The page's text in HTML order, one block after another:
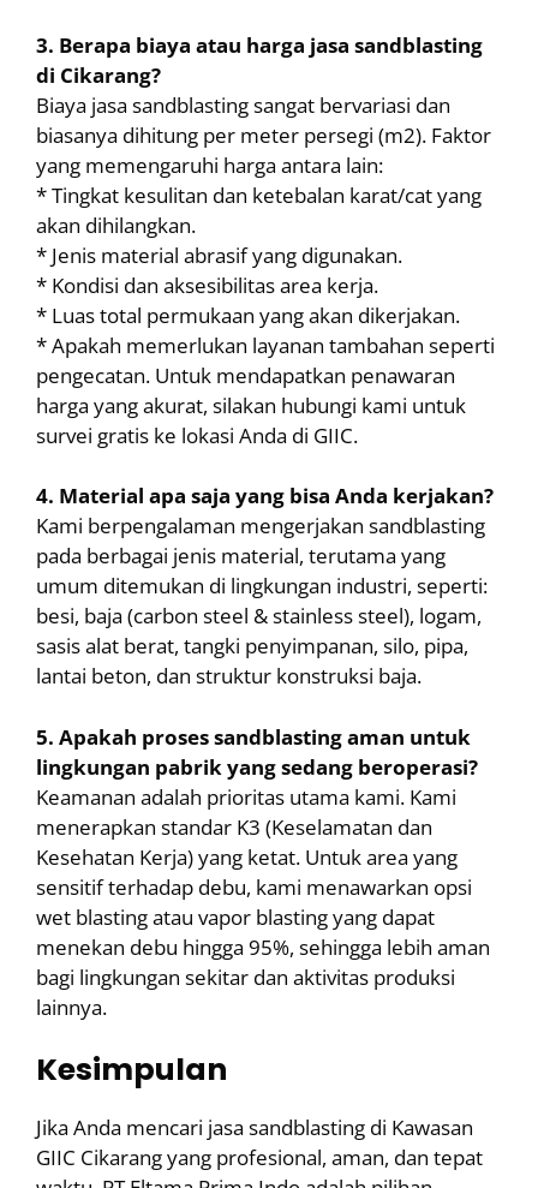
3. Berapa biaya atau harga jasa sandblasting
di Cikarang?
Biaya jasa sandblasting sangat bervariasi dan
biasanya dihitung per meter persegi (m2). Faktor
yang memengaruhi harga antara lain:
* Tingkat kesulitan dan ketebalan karat/cat yang
akan dihilangkan.
* Jenis material abrasif yang digunakan.
* Kondisi dan aksesibilitas area kerja.
* Luas total permukaan yang akan dikerjakan.
* Apakah memerlukan layanan tambahan seperti
pengecatan. Untuk mendapatkan penawaran
harga yang akurat, silakan hubungi kami untuk
survei gratis ke lokasi Anda di GIIC.
4. Material apa saja yang bisa Anda kerjakan?
Kami berpengalaman mengerjakan sandblasting
pada berbagai jenis material, terutama yang
umum ditemukan di lingkungan industri, seperti:
besi, baja (carbon steel & stainless steel), logam,
sasis alat berat, tangki penyimpanan, silo, pipa,
lantai beton, dan struktur konstruksi baja.
5. Apakah proses sandblasting aman untuk
lingkungan pabrik yang sedang beroperasi?
Keamanan adalah prioritas utama kami. Kami
menerapkan standar K3 (Keselamatan dan
Kesehatan Kerja) yang ketat. Untuk area yang
sensitif terhadap debu, kami menawarkan opsi
wet blasting atau vapor blasting yang dapat
menekan debu hingga 95%, sehingga lebih aman
bagi lingkungan sekitar dan aktivitas produksi
lainnya.
Kesimpulan
Jika Anda mencari jasa sandblasting di Kawasan
GIIC Cikarang yang profesional, aman, dan tepat